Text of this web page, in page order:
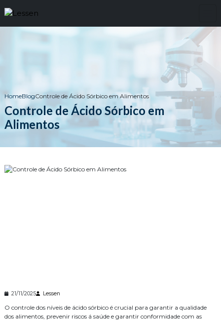
HomeBlogControle de Ácido Sórbico em Alimentos
Controle de Ácido Sórbico em
Alimentos
21/11/2025 Lessen
O controle dos níveis de ácido sórbico é crucial para garantir a qualidade
dos alimentos, prevenir riscos á saúde e garantir conformidade com as